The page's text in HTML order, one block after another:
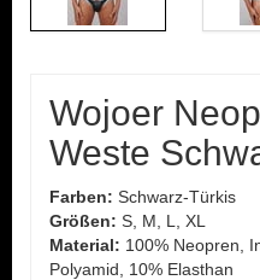
Wojoer
Weste
Farben: Schwarz-Türkis
Größen: S, M, L, XL
Material: 100% Neopren,
Polyamid, 10% Elasthan